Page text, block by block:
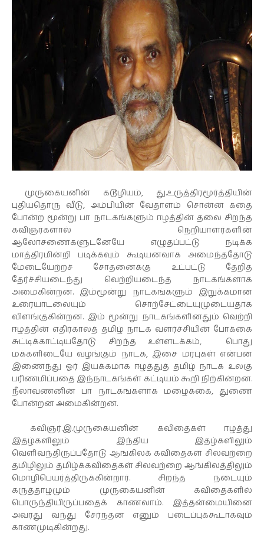
முருகையனின் கடூழியம், து.உருத்திரமூர்த்தியின்
புதியதொரு வீடு, அம்பியின் வேதாளம் சொன்ன கதை
போன்ற மூன்று பா நாடகங்களும் ஈழத்தின் தலை சிறந்த
கவிஞர்களால் நெறியாளர்களின்
ஆலோசணைகளுடனேயே எழுதப்பட்டு நடிக்க
மாத்திரமின்றி படிக்கவும் கூடியனவாக அமைந்ததோடு
மேடையேற்றச் சோதனைக்கு உட்பட்டு தேறித்
தேர்ச்சியடைந்து வெற்றியடைந்த நாடகங்களாக
அமைகின்றன. இம்மூன்று நாடகங்களும் இறுக்கமான
உரையாடலையும் சொற்சேட்டையுமுடையதாக
விளங்குகின்றன. இம் மூன்று நாடகங்களினதும் வெற்றி
ஈழத்தின் எதிர்காலத் தமிழ் நாடக வளர்ச்சியின் போக்கை
சுட்டிக்காட்டியதோடு சிறந்த உள்ளடக்கம், பொது
மக்களிடையே வழங்கும் நாடக, இசை மரபுகள் என்பன
இணைந்து ஓர் இயக்கமாக ஈழத்துத் தமிழ் நாடக உலகு
பரிணமிப்பதை இந்நாடகங்கள் கட்டியம் கூறி நிற்கின்றன.
நீலாவணனின் பா நாடகங்களாக மழைக்கை, துணை
போன்றன அமைகின்றன.
கவிஞர்.இ.முருகையனின் கவிதைகள் ஈழத்து
இதழ்களிலும் இந்திய இதழ்களிலும்
வெளிவந்திருப்பதோடு ஆங்கிலக் கவிதைகள் சிலவற்றை
தமிழிலும் தமிழ்க்கவிதைகள் சிலவற்றை ஆங்கிலத்திலும்
மொழிபெயர்த்திருக்கின்றார். சிறந்த நடையும்
கருத்தாழமும் முருகையனின் கவிதைகளில்
பொருந்தியிருப்பதைக் காணலாம். இத்தன்மையினை
அவரது வந்து சேர்ந்தன எனும் படைப்புக்கூடாகவும்
காணமுடிகின்றது.